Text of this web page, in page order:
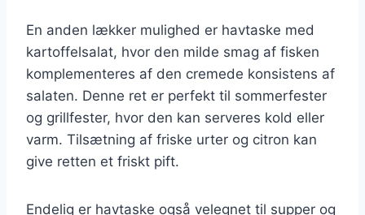
En anden lækker mulighed er havtaske med
kartoffelsalat, hvor den milde smag af fisken
komplementeres af den cremede konsistens af
salaten. Denne ret er perfekt til sommerfester
og grillfester, hvor den kan serveres kold eller
varm. Tilsætning af friske urter og citron kan
give retten et friskt pift.
Endelig er havtaske også velegnet til supper og